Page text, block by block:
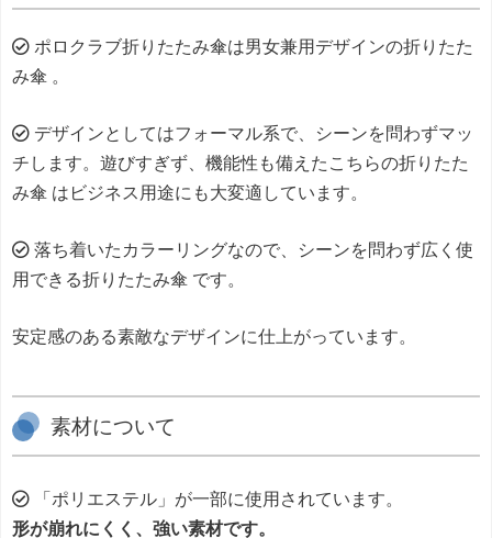
ポロクラブ折りたたみ傘は男女兼用デザインの折りたた
み傘 。
デザインとしてはフォーマル系で、シーンを問わずマッ
チします。遊びすぎず、機能性も備えたこちらの折りたた
み傘 はビジネス用途にも大変適しています。
落ち着いたカラーリングなので、シーンを問わず広く使
用できる折りたたみ傘 です。
安定感のある素敵なデザインに仕上がっています。
素材について
「ポリエステル」が一部に使用されています。
形が崩れにくく、強い素材です。